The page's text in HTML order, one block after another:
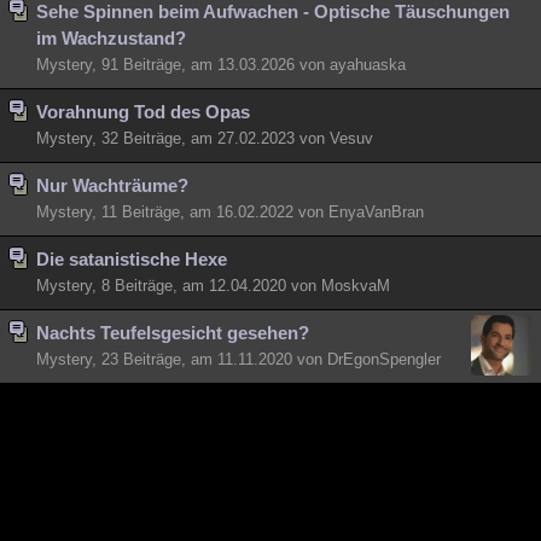
Besucht Neue
Lesenswert Schlüsselwörter
Sehe Spinnen beim Aufwachen - Optische Täuschungen
im Wachzustand?
Mystery, 91 Beiträge, am 13.03.2026 von ayahuaska
Vorahnung Tod des Opas
Mystery, 32 Beiträge, am 27.02.2023 von Vesuv
Nur Wachträume?
Mystery, 11 Beiträge, am 16.02.2022 von EnyaVanBran
Die satanistische Hexe
Mystery, 8 Beiträge, am 12.04.2020 von MoskvaM
Nachts Teufelsgesicht gesehen?
Mystery, 23 Beiträge, am 11.11.2020 von DrEgonSpengler